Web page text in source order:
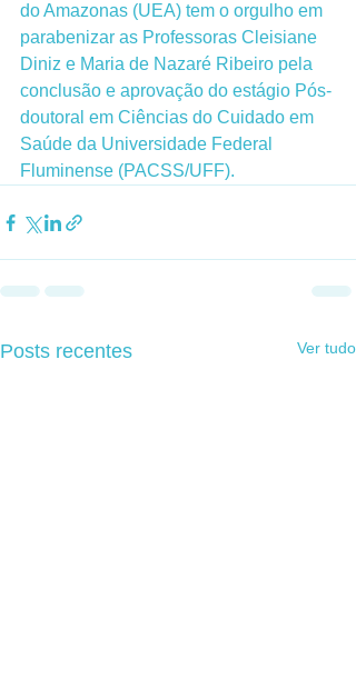
do Amazonas (UEA) tem o orgulho em
parabenizar as Professoras Cleisiane
Diniz e Maria de Nazaré Ribeiro pela
conclusão e aprovação do estágio Pós-
doutoral em Ciências do Cuidado em
Saúde da Universidade Federal
Fluminense (PACSS/UFF).
Posts recentes Ver tudo